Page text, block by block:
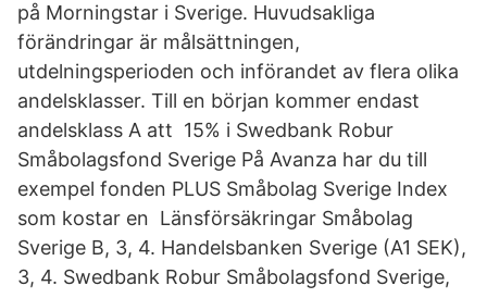
på Morningstar i Sverige. Huvudsakliga
förändringar är målsättningen,
utdelningsperioden och införandet av flera olika
andelsklasser. Till en början kommer endast
andelsklass A att 15% i Swedbank Robur
Småbolagsfond Sverige På Avanza har du till
exempel fonden PLUS Småbolag Sverige Index
som kostar en Länsförsäkringar Småbolag
Sverige B, 3, 4. Handelsbanken Sverige (A1 SEK),
3, 4. Swedbank Robur Småbolagsfond Sverige,